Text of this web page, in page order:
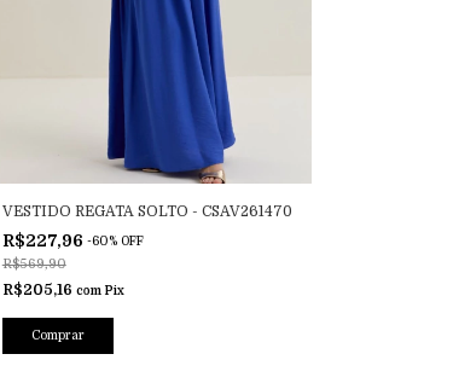
VESTIDO REGATA SOLTO - CSAV261470
R$227,96 -60% OFF
R$569,90
R$205,16 com Pix
Comprar